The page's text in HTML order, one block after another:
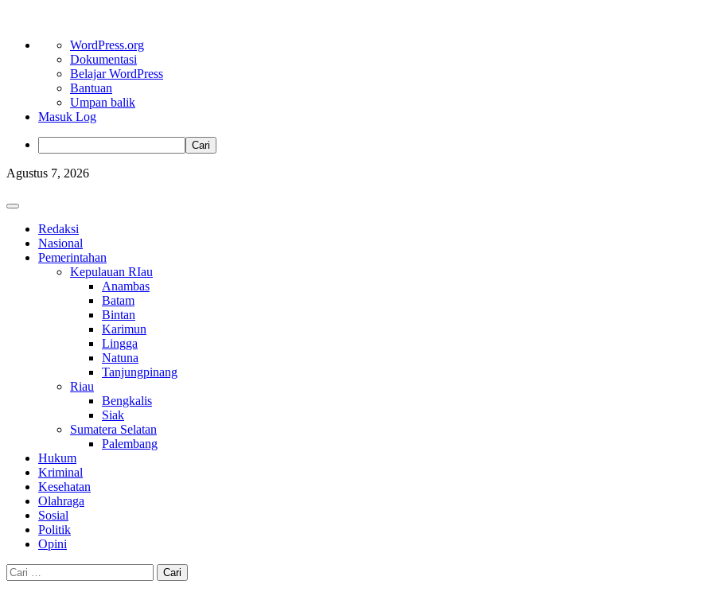
Tentang
WordPress
WordPress.org
Dokumentasi
Belajar WordPress
Bantuan
Umpan balik
Masuk Log
Cari
Skip
content
Agustus 7, 2026
Primary
Redaksi
Nasional
Pemerintahan
Kepulauan RIau
Anambas
Batam
Bintan
Karimun
Lingga
Natuna
Tanjungpinang
Riau
Bengkalis
Siak
Sumatera Selatan
Palembang
Hukum
Kriminal
Kesehatan
Olahraga
Sosial
Politik
Opini
Cari
untuk: